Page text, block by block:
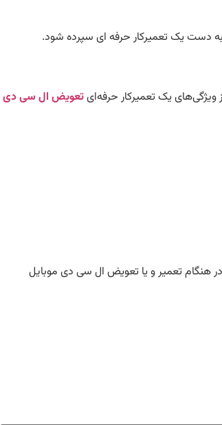
دست یک تعمیرکار حرفه ای سپرده شود.
یک تعمیرکار حرفه‌ایتعویض ال‌ سی ‌دی
هنگام تعمیر و یا تعویض ال سی دی موبایل